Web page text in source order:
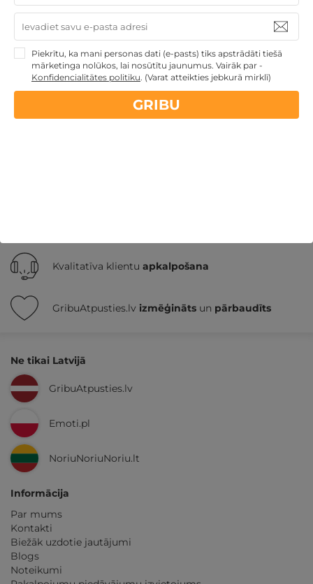
Ziemassvētku dāvanas
Atpūta ar akvaparku
Veselības atpūta - sanatorijas, SPA viesnīcas
Dāvanas ar
nakšņošanu
TOP pirktākās dāvanas
Atpūta
decembra svētku brīvdienās
Atpūta diviem
Kvalitatīva klientu apkalpošana
GribuAtpusties.lv izmēģināts un pārbaudīts
Ne tikai Latvijā
GribuAtpusties.lv
Emoti.pl
NoriuNoriuNoriu.lt
Informācija
Par mums
Kontakti
Biežāk uzdotie jautājumi
Blogs
Noteikumi
Piekrītu, ka mani personas dati (e-pasts) tiks apstrādāti tiešā
mārketinga nolūkos, lai nosūtītu jaunumus. Vairāk par -
Konfidencialitātes politiku. (Varat atteikties jebkurā mirklī)
GRIBU